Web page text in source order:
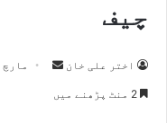
چیف
اختر علی خان مارچ 18, 2025